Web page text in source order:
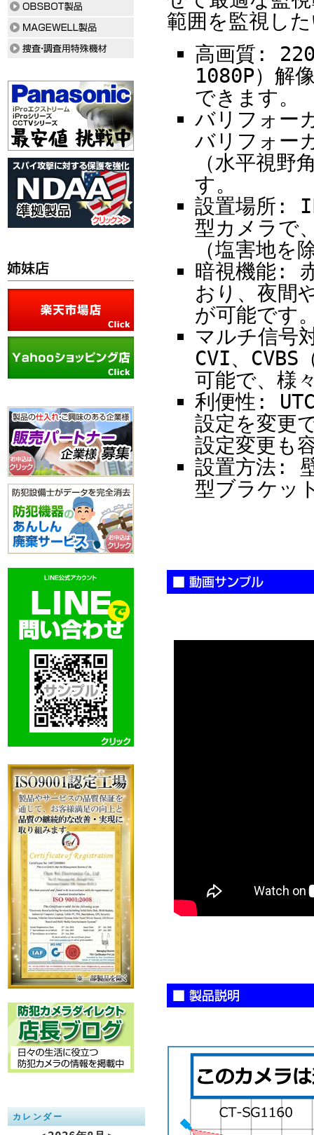
カレンダー
範囲を監視し
高画質: 220
1080P）解
できます。
バリフォー
バリフォー
（水平視野
す。
設置場所:
型カメラで
（塩害地を
暗視機能:
おり、夜間
が可能です
マルチ信号
CVI、CVBS
可能で、様
利便性:
設定を変更
設定変更も
設置方法:
型ブラケッ